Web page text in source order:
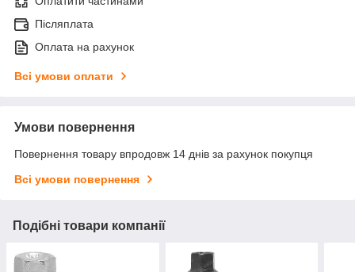
Післяплата
Оплата на рахунок
Всі умови оплати
Умови повернення
Повернення товару впродовж 14 днів за рахунок покупця
Всі умови повернення
Подібні товари компанії